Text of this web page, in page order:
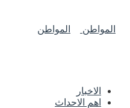
الاخبار
اهم الاحداث